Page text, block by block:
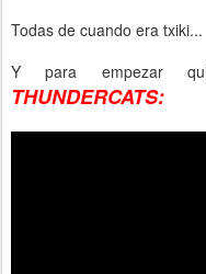
Todas de cuando era txiki...
Y para empezar
THUNDERCATS: